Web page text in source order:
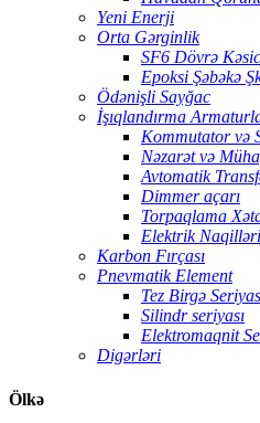
Yeni Enerji
Orta Gərginlik
SF6 Dövrə
Epoksi Şəbəkə
Ödənişli Sayğac
İşıqlandırma
Kommutator və
Nəzarət və
Avtomatik
Dimmer açarı
Torpaqlama
Elektrik
Karbon Fırçası
Pnevmatik Element
Tez Birgə
Silindr seriyası
Elektromaqnit
Digərləri
Ölkə